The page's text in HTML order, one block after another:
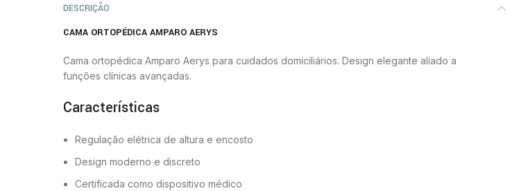
DESCRIÇÃO
CAMA ORTOPÉDICA AMPARO AERYS
Cama ortopédica Amparo Aerys para cuidados domiciliários. Design elegante aliado a
funções clínicas avançadas.
Características
Regulação elétrica de altura e encosto
Design moderno e discreto
Certificada como dispositivo médico